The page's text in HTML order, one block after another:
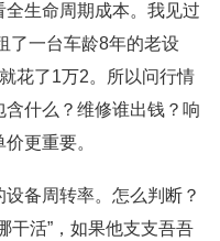
生命周期成本。我见过
了一台车龄8年的老设
花了1万2。所以问行情
什么？维修谁出钱？响
更重要。
备周转率。怎么判断？
干活”，如果他支支吾吾